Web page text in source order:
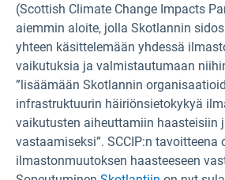
(Scottish Climate Change Impacts
aiemmin aloite, jolla Skotlannin
yhteen käsittelemään yhdessä
vaikutuksia ja valmistautumaan
”lisäämään Skotlannin
infrastruktuurin häiriönsietokykyä
vaikutusten aiheuttamiin haasteisiin
vastaamiseksi”. SCCIP:n tavoitteena
ilmastonmuutoksen haasteeseen